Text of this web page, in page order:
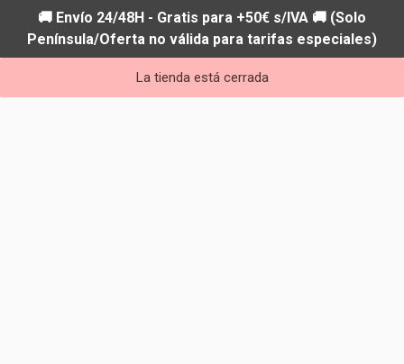
🚚 Envío 24/48H - Gratis para +50€ s/IVA 🚚 (Solo
Península/Oferta no válida para tarifas especiales)
La tienda está cerrada